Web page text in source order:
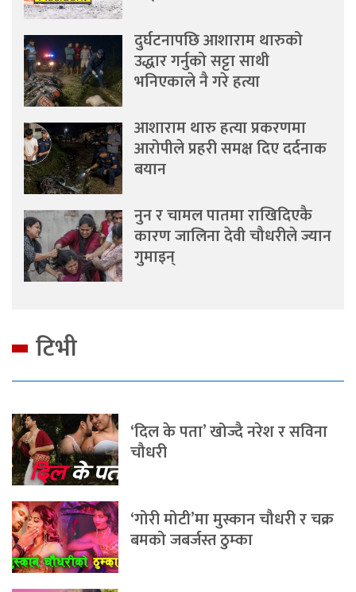
दुर्घटनापछि आशाराम थारुको
उद्धार गर्नुको सट्टा साथी
भनिएकाले नै गरे हत्या
आशाराम थारु हत्या प्रकरणमा
आरोपीले प्रहरी समक्ष दिए दर्दनाक
बयान
नुन र चामल पातमा राखिदिएकै
कारण जालिना देवी चौधरीले ज्यान
गुमाइन्
टिभी
‘दिल के पता’ खोज्दै नरेश र सविना
चौधरी
‘गोरी मोटी’मा मुस्कान चौधरी र चक्र
बमको जबर्जस्त ठुम्का